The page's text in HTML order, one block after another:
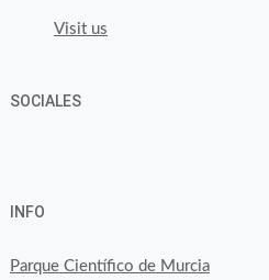
Visit us
SOCIALES
ononon
INFO
Parque Científico de Murcia